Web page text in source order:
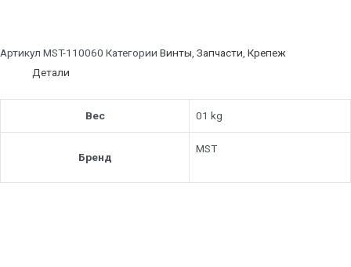
Артикул MST-110060 Категории Винты, Запчасти, Крепеж
Детали
Вес 01 kg
Бренд
MST